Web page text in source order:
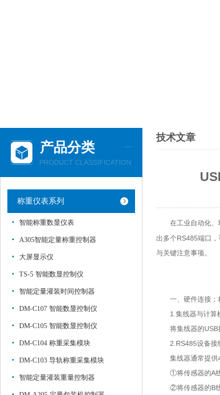
产品分类
PRODUCT CLASSIFICATION
称重仪表系列
智能称重数显仪表
A305智能定量称重控制器
大屏显示仪
TS-5 智能数显控制仪
智能定量灌装时间控制器
DM-C107 智能数显控制仪
DM-C105 智能数显控制仪
DM-C104 称重采集模块
DM-C103 导轨称重采集模块
智能定量灌装重量控制器
技术文章
在工业自动化、
出多个RS485端口
与关键注意事项。
一、硬件连接：
1.集线器与计算
将集线器的USB接
2.RS485设备接
集线器通常提供4-
①将传感器的A线
②将传感器的B线